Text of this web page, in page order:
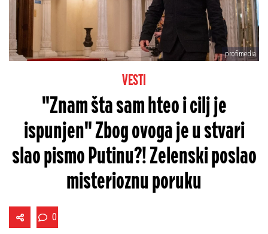
profimedia
VESTI
"Znam šta sam hteo i cilj je
ispunjen" Zbog ovoga je u stvari
slao pismo Putinu?! Zelenski poslao
misterioznu poruku
0